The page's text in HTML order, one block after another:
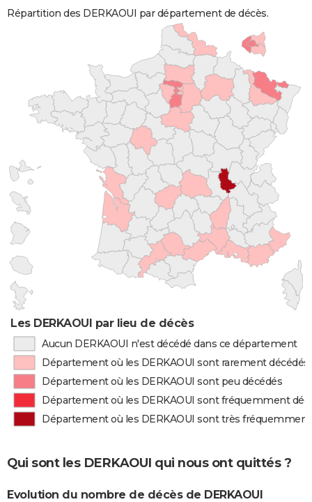
Répartition des DERKAOUI par département de décès.
Les DERKAOUI par lieu de décès
Aucun DERKAOUI n'est décédé dans ce département
Département où les DERKAOUI sont rarement décédés
Département où les DERKAOUI sont peu décédés
Département où les DERKAOUI sont fréquemment
Département où les DERKAOUI sont très
Qui sont les DERKAOUI qui nous ont quittés ?
Evolution du nombre de décès de DERKAOUI